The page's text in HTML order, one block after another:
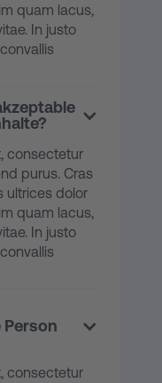
quam lacus,
In justo
consectetur
purus. Cras
ultrices dolor
quam lacus,
In justo
Person
consectetur